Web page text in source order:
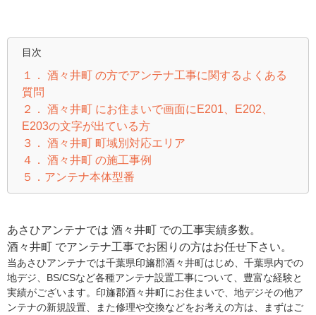
目次
１． 酒々井町 の方でアンテナ工事に関するよくある
質問
２． 酒々井町 にお住まいで画面にE201、E202、
E203の文字が出ている方
３． 酒々井町 町域別対応エリア
４． 酒々井町 の施工事例
５．アンテナ本体型番
あさひアンテナでは 酒々井町 での工事実績多数。
酒々井町 でアンテナ工事でお困りの方はお任せ下さい。
当あさひアンテナでは千葉県印旛郡酒々井町はじめ、千葉県内での
地デジ、BS/CSなど各種アンテナ設置工事について、豊富な経験と
実績がございます。印旛郡酒々井町にお住まいで、地デジその他ア
ンテナの新規設置、また修理や交換などをお考えの方は、まずはご